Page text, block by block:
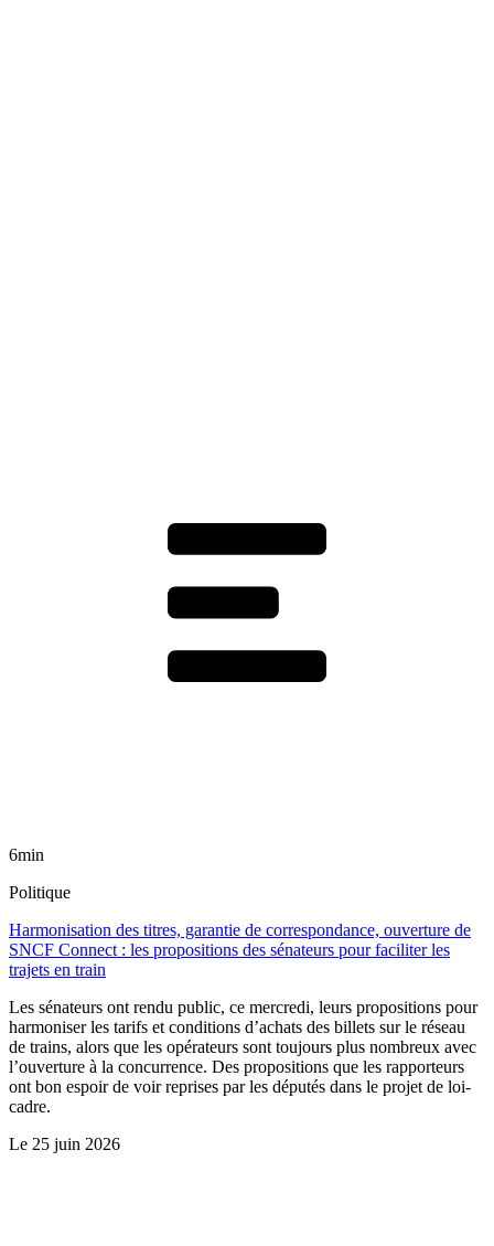
6min
Politique
Harmonisation des titres, garantie de correspondance, ouverture de
SNCF Connect : les propositions des sénateurs pour faciliter les
trajets en train
Les sénateurs ont rendu public, ce mercredi, leurs propositions pour
harmoniser les tarifs et conditions d’achats des billets sur le réseau
de trains, alors que les opérateurs sont toujours plus nombreux avec
l’ouverture à la concurrence. Des propositions que les rapporteurs
ont bon espoir de voir reprises par les députés dans le projet de loi-
cadre.
Le 25 juin 2026